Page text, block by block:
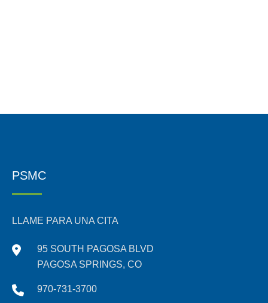
PSMC
LLAME PARA UNA CITA
95 SOUTH PAGOSA BLVD
PAGOSA SPRINGS, CO
970-731-3700